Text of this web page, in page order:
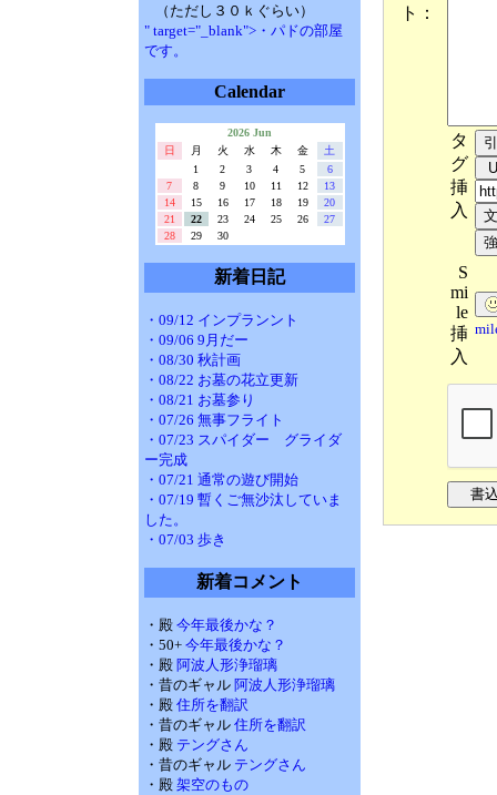
（ただし３０ｋぐらい）
" target="_blank">・パドの部屋
です。
Calendar
2026 Jun
日
月 火 水 木 金
土
1
2 3 4 5
6
7
8 9 10 11 12
13
14
15 16 17 18 19
20
21
22 23 24 25 26
27
28
29 30
新着日記
・09/12 インプランント
・09/06 9月だー
・08/30 秋計画
・08/22 お墓の花立更新
・08/21 お墓参り
・07/26 無事フライト
・07/23 スパイダー グライダ
ー完成
・07/21 通常の遊び開始
・07/19 暫くご無沙汰していま
した。
・07/03 歩き
新着コメント
・殿 今年最後かな？
・50+ 今年最後かな？
・殿 阿波人形浄瑠璃
・昔のギャル 阿波人形浄瑠璃
・殿 住所を翻訳
・昔のギャル 住所を翻訳
・殿 テングさん
・昔のギャル テングさん
・殿 架空のもの
ト：
タ
グ
挿
入
S
mi
le
挿
入